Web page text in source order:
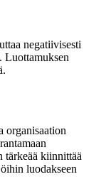
negatiivisesti
Luottamuksen
organisaation
tärkeää kiinnittää
luodakseen